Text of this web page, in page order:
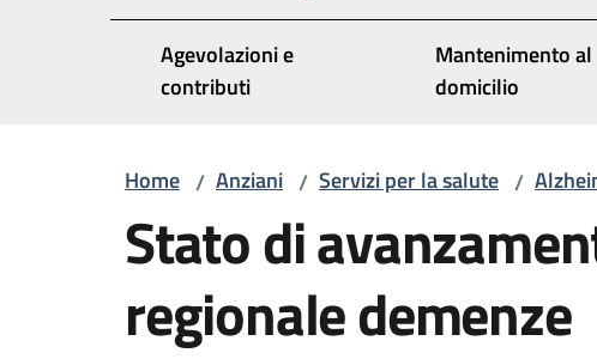
Agevolazioni e
contributi
Mantenimento al
domicilio
Home / Anziani / Servizi per la salute /
Stato di
regionale demenze